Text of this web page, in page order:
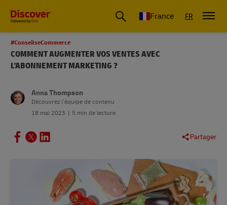
France FR
#ConseilseCommerce
COMMENT AUGMENTER VOS VENTES AVEC
L'ABONNEMENT MARKETING ?
Anna Thompson
Découvrez l’équipe de contenu
18 mai 2023
5 min de lecture
Partager